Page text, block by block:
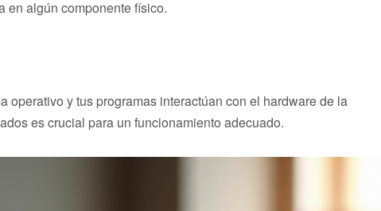
en algún componente físico.
operativo y tus programas interactúan con el hardware de la
es crucial para un funcionamiento adecuado.